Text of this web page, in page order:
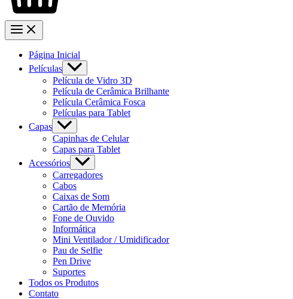
Página Inicial
Películas
Película de Vidro 3D
Película de Cerâmica Brilhante
Película Cerâmica Fosca
Películas para Tablet
Capas
Capinhas de Celular
Capas para Tablet
Acessórios
Carregadores
Cabos
Caixas de Som
Cartão de Memória
Fone de Ouvido
Informática
Mini Ventilador / Umidificador
Pau de Selfie
Pen Drive
Suportes
Todos os Produtos
Contato